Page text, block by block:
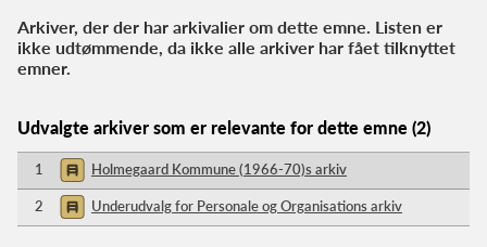
Arkiver, der der har arkivalier om dette emne. Listen er
ikke udtømmende, da ikke alle arkiver har fået tilknyttet
emner.
Udvalgte arkiver som er relevante for dette emne (2)
1 Holmegaard Kommune (1966-70)s arkiv
2 Underudvalg for Personale og Organisations arkiv